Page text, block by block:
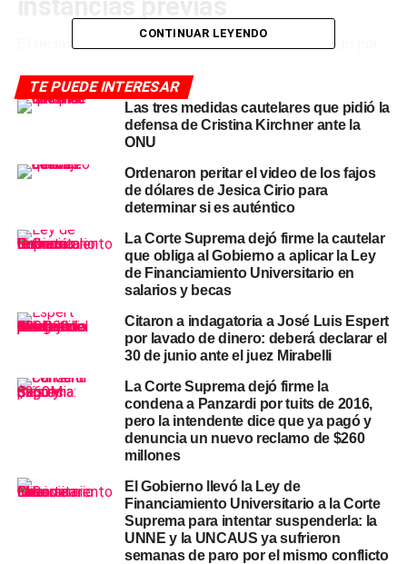
El reclamo de la defensa ya había sido desestimado por
posteriormente, por la Sala IV de la Cámara Federal de
Casación Penal. El tribunal oral había considerado que
las restricciones impuestas a Báez durante ese período
sometido al proceso, pero no una privación de la libertad
equiparable al encarcelamiento. En Casación, la mayoría
Borinsky declaró inadmisible el recurso por el mismo
criterio, mientras que Gustavo Hornos votó en disidencia
al considerar que debía convocarse una audiencia para
firmada por los ministros Horacio Rosatti, Carlos
Rosenkrantz y Ricardo Lorenzetti, quedó descartada
del cómputo de la pena.
De la sentencia original a la
condena firme
El caso se originó en la financiera conocida como «La
Rosadita», en Puerto Madero, donde según la
investigación judicial se lavaron aproximadamente 55
CONTINUAR LEYENDO
TE PUEDE INTERESAR
Las tres medidas cautelares que pidió la
defensa de Cristina Kirchner ante la
ONU
Ordenaron peritar el video de los fajos
de dólares de Jesica Cirio para
determinar si es auténtico
La Corte Suprema dejó firme la cautelar
que obliga al Gobierno a aplicar la Ley
de Financiamiento Universitario en
salarios y becas
Citaron a indagatoria a José Luis Espert
por lavado de dinero: deberá declarar el
30 de junio ante el juez Mirabelli
La Corte Suprema dejó firme la
condena a Panzardi por tuits de 2016,
pero la intendente dice que ya pagó y
denuncia un nuevo reclamo de $260
millones
El Gobierno llevó la Ley de
Financiamiento Universitario a la Corte
Suprema para intentar suspenderla: la
UNNE y la UNCAUS ya sufrieron
semanas de paro por el mismo conflicto